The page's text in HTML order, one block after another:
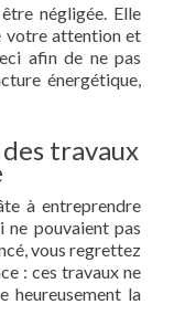
négligée. Elle
votre attention et
afin de ne pas
énergétique,
travaux
à entreprendre
pouvaient pas
vous regrettez
: ces travaux ne
heureusement la